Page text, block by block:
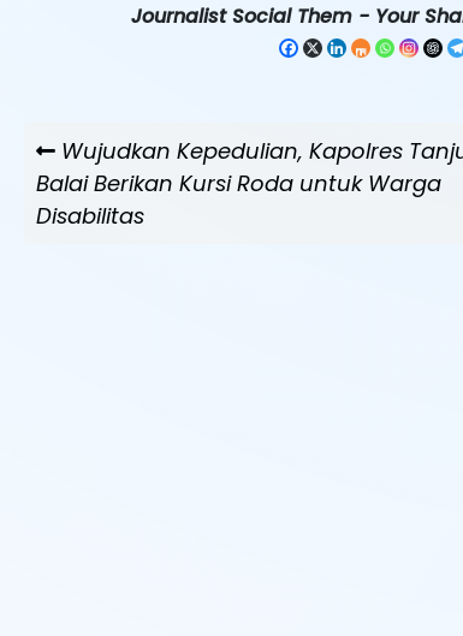
Journalist Social Them - Your
posPrevious
Post
Wujudkan Kepedulian, Kapolres
Balai Berikan Kursi Roda untuk Warga
Disabilitas